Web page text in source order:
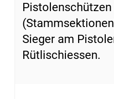
Pistolenschützen
Sieger am
Rütlischiessen.